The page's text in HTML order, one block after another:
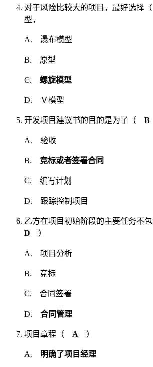
对于风险比较大的项目，最好选择
型，
A. 瀑布模型
B. 原型
C. 螺旋模型
D. Ｖ模型
开发项目建议书的目的是为了（ B
A. 验收
B. 竞标或者签署合同
C. 编写计划
D. 跟踪控制项目
乙方在项目初始阶段的主要任务不
D ）
A. 项目分析
B. 竞标
C. 合同签署
D. 合同管理
项目章程（ A ）
A. 明确了项目经理